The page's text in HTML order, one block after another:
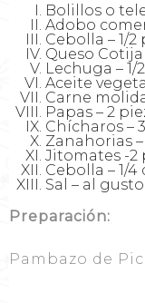
Bolillos o
Adobo
Cebolla – 1/2
Queso
Lechuga – 1/
Aceite
Carne
Papas – 2
Chícharos –
Zanahorias
Jitomates -2
Cebolla – 1/4
Sal – al gusto
Preparación:
Pambazo de